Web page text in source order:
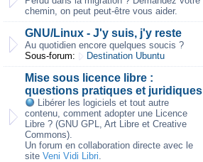
chemin, on peut peut-être vous aider.
GNU/Linux - J'y suis, j'y reste
Au quotidien encore quelques soucis ?
Sous-forum:
Destination Ubuntu
Mise sous licence libre :
questions pratiques et juridiques
Libérer les logiciels et tout autre
contenu, comment adopter une Licence
Libre ? (GNU GPL, Art Libre et Creative
Commons).
Un forum en collaboration directe avec le
site Veni Vidi Libri.